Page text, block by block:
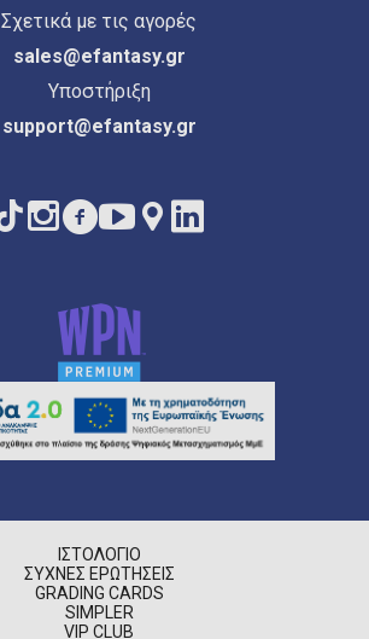
Σχετικά με τις αγορές
sales@efantasy.gr
Υποστήριξη
support@efantasy.gr
ΙΣΤΟΛΌΓΙΟ
ΣΥΧΝΈΣ ΕΡΩΤΉΣΕΙΣ
GRADING CARDS
SIMPLER
VIP CLUB